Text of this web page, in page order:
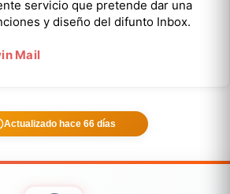
servicio que pretende dar una
y diseño del difunto Inbox.
Mail
Actualizado hace 66 días